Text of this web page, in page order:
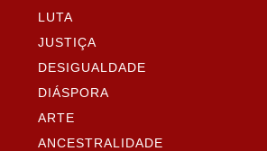
LUTA
JUSTIÇA
DESIGUALDADE
DIÁSPORA
ARTE
ANCESTRALIDADE